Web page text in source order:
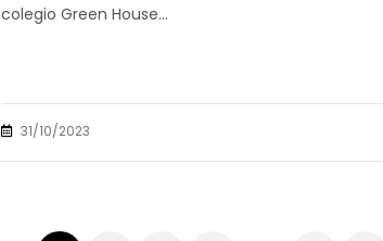
colegio Green House...
31/10/2023